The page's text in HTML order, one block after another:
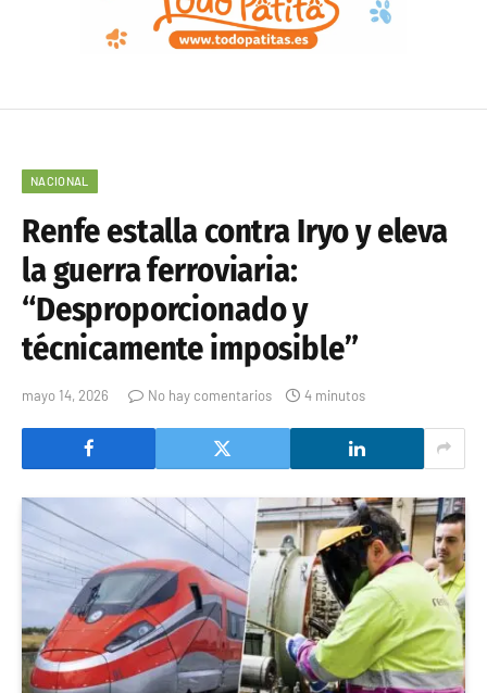
NACIONAL
Renfe estalla contra Iryo y eleva
la guerra ferroviaria:
“Desproporcionado y
técnicamente imposible”
mayo 14, 2026 No hay comentarios 4 minutos